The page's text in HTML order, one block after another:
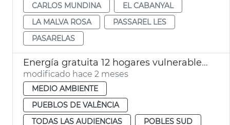
CARLOS MUNDINA
EL CABANYAL
LA MALVA ROSA
PASSAREL LES
PASARELAS
Energía gratuita 12 hogares vulnerables comunidades energéticas València
modificado hace 2 meses
MEDIO AMBIENTE
PUEBLOS DE VALÈNCIA
TODAS LAS AUDIENCIAS
POBLES SUD